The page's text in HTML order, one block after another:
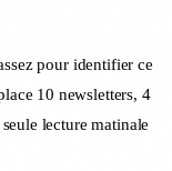
pour identifier ce
10 newsletters, 4
lecture matinale